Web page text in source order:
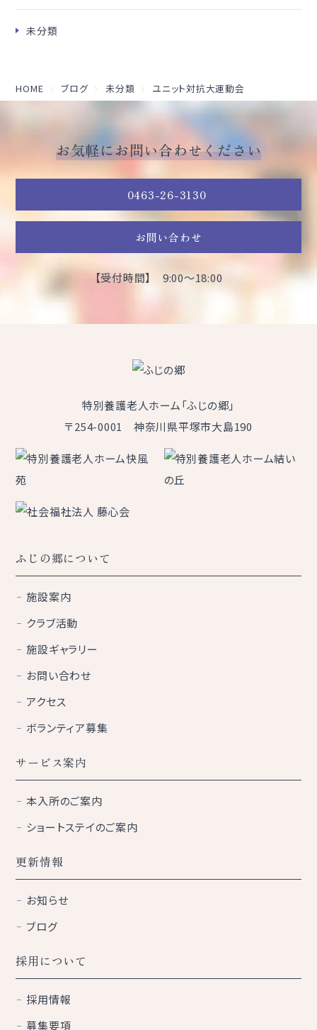
未分類
HOME ブログ 未分類 ユニット対抗大運動会
お気軽にお問い合わせください
0463-26-3130
お問い合わせ
【受付時間】 9:00～18:00
特別養護老人ホーム「ふじの郷」
〒254-0001 神奈川県平塚市大島190
ふじの郷について
施設案内
クラブ活動
施設ギャラリー
お問い合わせ
アクセス
ボランティア募集
サービス案内
本入所のご案内
ショートステイのご案内
更新情報
お知らせ
ブログ
採用について
採用情報
募集要項